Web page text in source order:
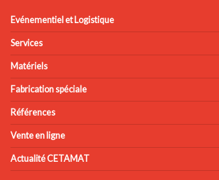
Evénementiel et Logistique
Services
Matériels
Fabrication spéciale
Références
Vente en ligne
Actualité CETAMAT